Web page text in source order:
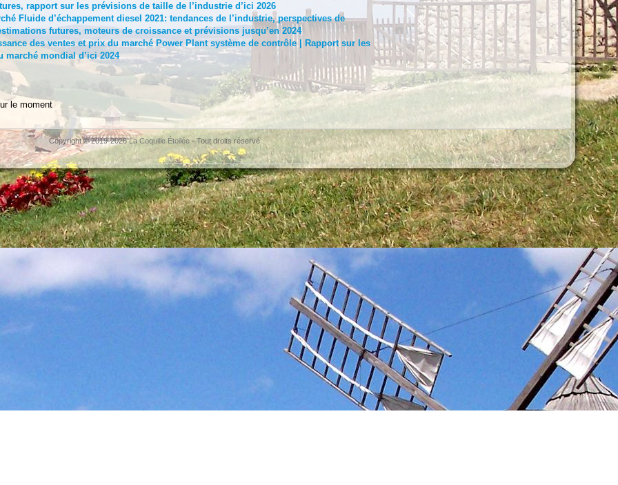
rapport sur les prévisions de taille de l’industrie d’ici 2026
Fluide d’échappement diesel 2021: tendances de l’industrie, perspectives de
futures, moteurs de croissance et prévisions jusqu’en 2024
des ventes et prix du marché Power Plant système de contrôle | Rapport sur les
marché mondial d’ici 2024
le moment
Copyright © 2019-2026La Coquille Étoilée - Tout droits réservé